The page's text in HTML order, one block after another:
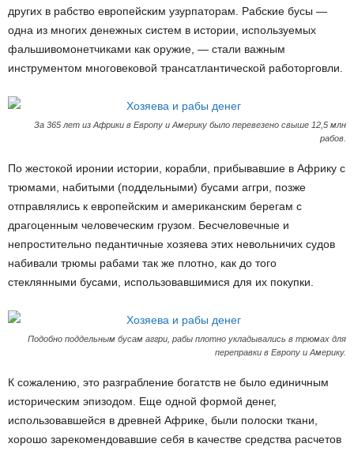
других в рабство европейским узурпаторам. Рабские бусы —
одна из многих денежных систем в истории, используемых
фальшивомонетчиками как оружие, — стали важным
инструментом многовековой трансатлантической работорговли.
За 365 лет из Африки в Европу и Америку было перевезено свыше 12,5 млн
рабов.
По жестокой иронии истории, корабли, прибывавшие в Африку с
трюмами, набитыми (поддельными) бусами аггри, позже
отправлялись к европейским и американским берегам с
драгоценным человеческим грузом. Бесчеловечные и
непростительно педантичные хозяева этих невольничих судов
набивали трюмы рабами так же плотно, как до того
стеклянными бусами, использовавшимися для их покупки.
Подобно поддельным бусам аггри, рабы плотно укладывались в трюмах для
переправки в Европу и Америку.
К сожалению, это разграбление богатств не было единичным
историческим эпизодом. Еще одной формой денег,
использовавшейся в древней Африке, были полоски ткани,
хорошо зарекомендовавшие себя в качестве средства расчетов